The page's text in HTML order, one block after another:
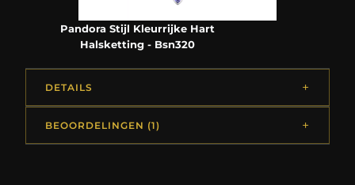
Pandora Stijl Kleurrijke Hart
Halsketting - Bsn320
DETAILS
BEOORDELINGEN (1)